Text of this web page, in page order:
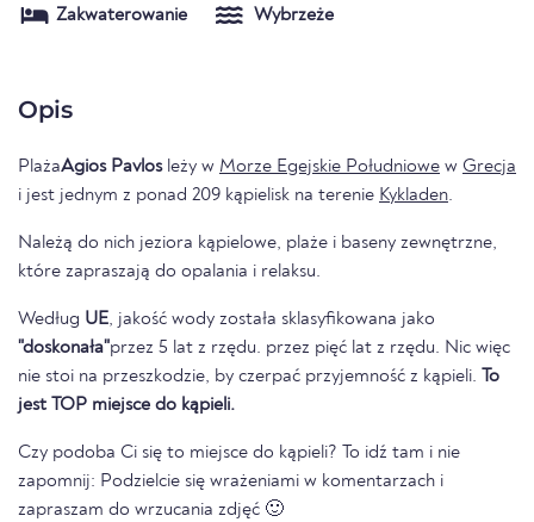
Zakwaterowanie Wybrzeże
Opis
PlażaAgios Pavlosleży w Morze Egejskie Południowe w Grecja
i jest jednym z ponad 209 kąpielisk na terenie Kykladen.
Należą do nich jeziora kąpielowe, plaże i baseny zewnętrzne,
które zapraszają do opalania i relaksu.
Według UE, jakość wody została sklasyfikowana jako
"doskonała"przez 5 lat z rzędu. przez pięć lat z rzędu. Nic więc
nie stoi na przeszkodzie, by czerpać przyjemność z kąpieli. To
jest TOP miejsce do kąpieli.
Czy podoba Ci się to miejsce do kąpieli? To idź tam i nie
zapomnij: Podzielcie się wrażeniami w komentarzach i
zapraszam do wrzucania zdjęć 🙂